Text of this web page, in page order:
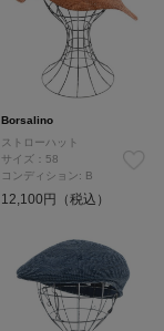
Borsalino
ストローハット
サイズ：58
コンディション: B
12,100円（税込）